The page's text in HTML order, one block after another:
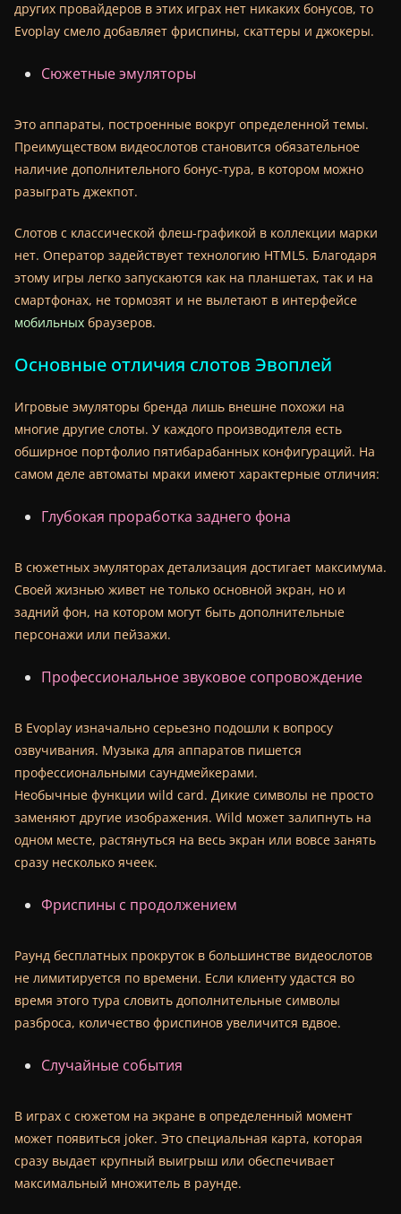
других провайдеров в этих играх нет никаких бонусов, то
Evoplay смело добавляет фриспины, скаттеры и джокеры.
Сюжетные эмуляторы
Это аппараты, построенные вокруг определенной темы.
Преимуществом видеослотов становится обязательное
наличие дополнительного бонус-тура, в котором можно
разыграть джекпот.
Слотов с классической флеш-графикой в коллекции марки
нет. Оператор задействует технологию HTML5. Благодаря
этому игры легко запускаются как на планшетах, так и на
смартфонах, не тормозят и не вылетают в интерфейсе
мобильных браузеров.
Основные отличия слотов Эвоплей
Игровые эмуляторы бренда лишь внешне похожи на
многие другие слоты. У каждого производителя есть
обширное портфолио пятибарабанных конфигураций. На
самом деле автоматы мраки имеют характерные отличия:
Глубокая проработка заднего фона
В сюжетных эмуляторах детализация достигает максимума.
Своей жизнью живет не только основной экран, но и
задний фон, на котором могут быть дополнительные
персонажи или пейзажи.
Профессиональное звуковое сопровождение
В Evoplay изначально серьезно подошли к вопросу
озвучивания. Музыка для аппаратов пишется
профессиональными саундмейкерами.
Необычные функции wild card. Дикие символы не просто
заменяют другие изображения. Wild может залипнуть на
одном месте, растянуться на весь экран или вовсе занять
сразу несколько ячеек.
Фриспины с продолжением
Раунд бесплатных прокруток в большинстве видеослотов
не лимитируется по времени. Если клиенту удастся во
время этого тура словить дополнительные символы
разброса, количество фриспинов увеличится вдвое.
Случайные события
В играх с сюжетом на экране в определенный момент
может появиться joker. Это специальная карта, которая
сразу выдает крупный выигрыш или обеспечивает
максимальный множитель в раунде.